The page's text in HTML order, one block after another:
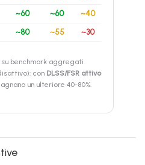
~60 ~60 ~40
~80 ~55 ~30
benchmark aggregati
con DLSS/FSR attivo
un ulteriore 40-80%.